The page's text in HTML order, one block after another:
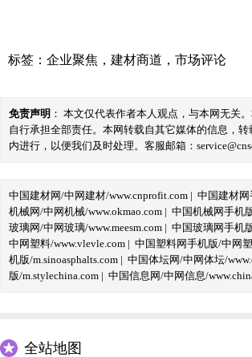
标签： 企业聚焦 ， 建材商道 ， 市场评论
免责声明 ： 本文仅代表作者本人观点，与本网无关
自行承担全部责任。本网转载自其它媒体的信息，
内进行，以便我们及时处理。客服邮箱：
中国建材网/中网建材/www.cnprofit.com | 中国建材网
机械网/中网机械/www.okmao.com | 中国机械网手机
玻璃网/中网玻璃/www.meesm.com | 中国玻璃网手机
中网塑料/www.vlevle.com | 中国塑料网手机版/中网
机版/m.sinoasphalts.com | 中国体坛网/中网体坛/
版/m.stylechina.com | 中国信息网/中网信息/
全站地图